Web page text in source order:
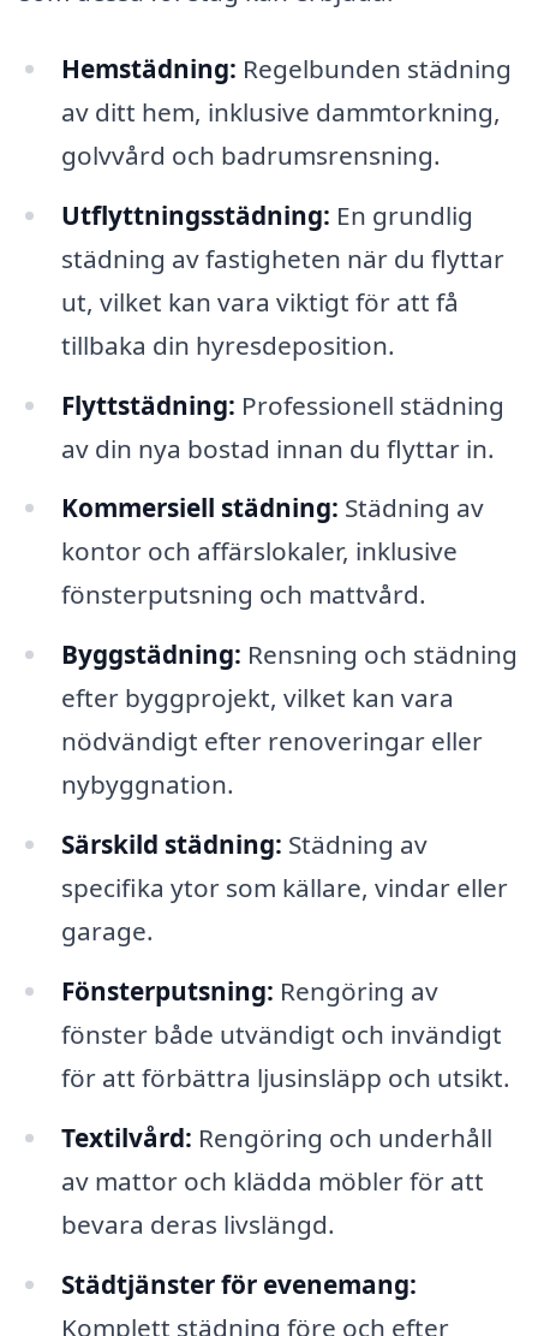
Hemstädning: Regelbunden städning
av ditt hem, inklusive dammtorkning,
golvvård och badrumsrensning.
Utflyttningsstädning: En grundlig
städning av fastigheten när du flyttar
ut, vilket kan vara viktigt för att få
tillbaka din hyresdeposition.
Flyttstädning: Professionell städning
av din nya bostad innan du flyttar in.
Kommersiell städning: Städning av
kontor och affärslokaler, inklusive
fönsterputsning och mattvård.
Byggstädning: Rensning och städning
efter byggprojekt, vilket kan vara
nödvändigt efter renoveringar eller
nybyggnation.
Särskild städning: Städning av
specifika ytor som källare, vindar eller
garage.
Fönsterputsning: Rengöring av
fönster både utvändigt och invändigt
för att förbättra ljusinsläpp och utsikt.
Textilvård: Rengöring och underhåll
av mattor och klädda möbler för att
bevara deras livslängd.
Städtjänster för evenemang:
Komplett städning före och efter